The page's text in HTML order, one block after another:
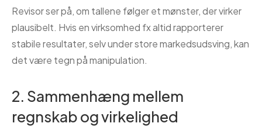
Revisor ser på, om tallene følger et mønster, der virker
plausibelt. Hvis en virksomhed fx altid rapporterer
stabile resultater, selv under store markedsudsving, kan
det være tegn på manipulation.
2. Sammenhæng mellem
regnskab og virkelighed